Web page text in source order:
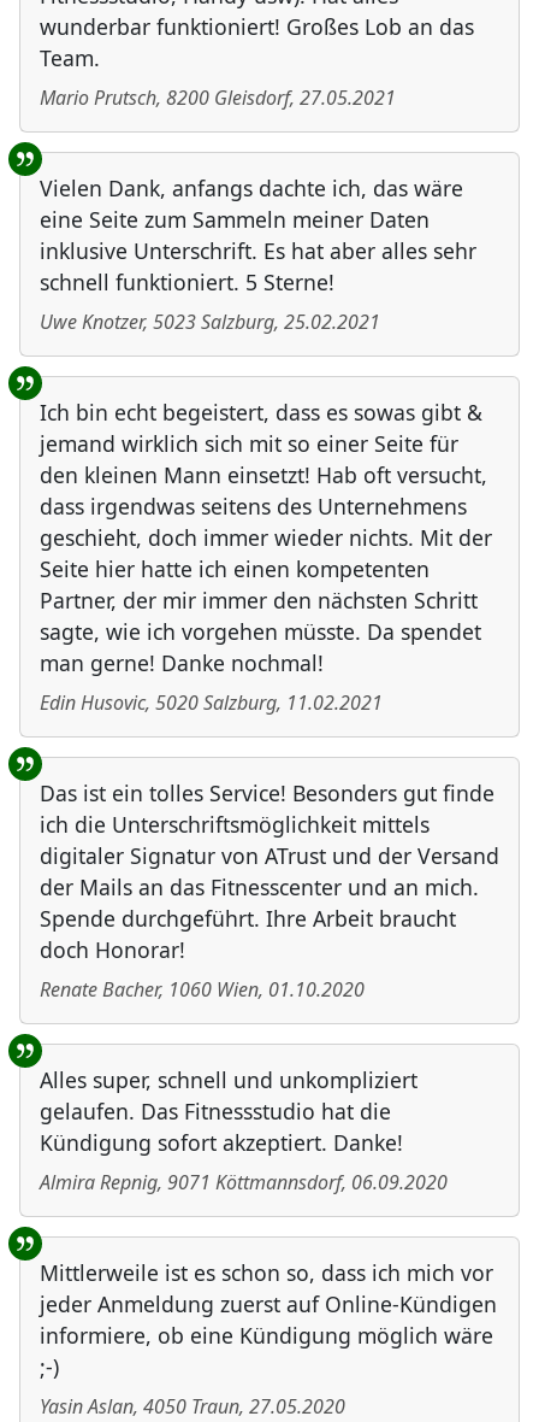
wunderbar funktioniert! Großes Lob an das
Team.
Mario Prutsch, 8200 Gleisdorf, 27.05.2021
Vielen Dank, anfangs dachte ich, das wäre
eine Seite zum Sammeln meiner Daten
inklusive Unterschrift. Es hat aber alles sehr
schnell funktioniert. 5 Sterne!
Uwe Knotzer, 5023Salzburg, 25.02.2021
Ich bin echt begeistert, dass es sowas gibt &
jemand wirklich sich mit so einer Seite für
den kleinen Mann einsetzt! Hab oft versucht,
dass irgendwas seitens des Unternehmens
geschieht, doch immer wieder nichts. Mit der
Seite hier hatte ich einen kompetenten
Partner, der mir immer den nächsten Schritt
sagte, wie ich vorgehen müsste. Da spendet
man gerne! Danke nochmal!
Edin Husovic, 5020Salzburg, 11.02.2021
Das ist ein tolles Service! Besonders gut finde
ich die Unterschriftsmöglichkeit mittels
digitaler Signatur von ATrust und der Versand
der Mails an das Fitnesscenter und an mich.
Spende durchgeführt. Ihre Arbeit braucht
doch Honorar!
Renate Bacher, 1060 Wien, 01.10.2020
Alles super, schnell und unkompliziert
gelaufen. Das Fitnessstudio hat die
Kündigung sofort akzeptiert. Danke!
Almira Repnig, 9071 Köttmannsdorf, 06.09.2020
Mittlerweile ist es schon so, dass ich mich vor
jeder Anmeldung zuerst auf Online-Kündigen
informiere, ob eine Kündigung möglich wäre
;-)
Yasin Aslan, 4050 Traun, 27.05.2020